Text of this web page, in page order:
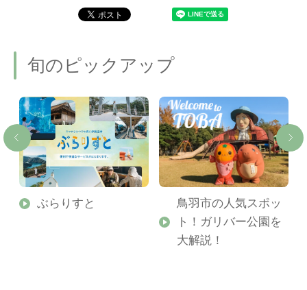
旬のピックアップ
ぶらりすと
鳥羽市の人気スポッ
ト！ガリバー公園を
大解説！